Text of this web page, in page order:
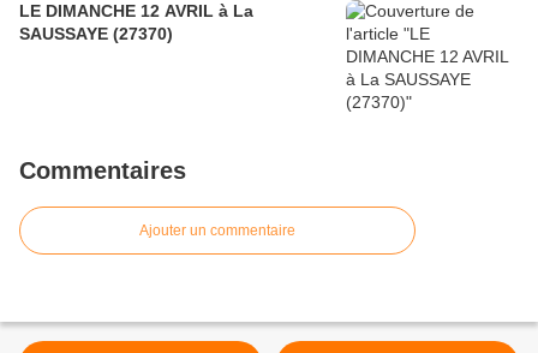
LE DIMANCHE 12 AVRIL à La
SAUSSAYE (27370)
Commentaires
Ajouter un commentaire